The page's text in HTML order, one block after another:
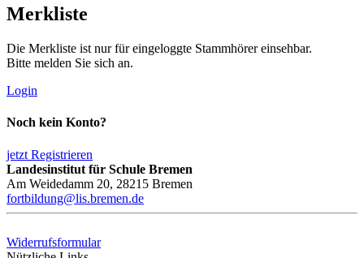
Merkliste
Die Merkliste ist nur für eingeloggte Stammhörer einsehbar.
Bitte melden Sie sich an.
Login
Noch kein Konto?
jetzt Registrieren
Landesinstitut für Schule Bremen
Am Weidedamm 20, 28215 Bremen
fortbildung@lis.bremen.de
Widerrufsformular